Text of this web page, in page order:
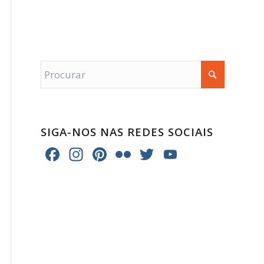
SIGA-NOS NAS REDES SOCIAIS
Facebook
Instagram
Pinterest
FlickrTwitter